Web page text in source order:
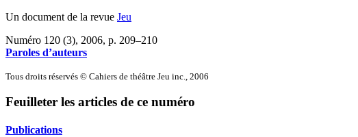
Un document de la revue Jeu
Numéro 120 (3), 2006, p. 209–210
Paroles d’auteurs
Tous droits réservés © Cahiers de théâtre Jeu inc., 2006
Feuilleter les articles de ce numéro
Publications